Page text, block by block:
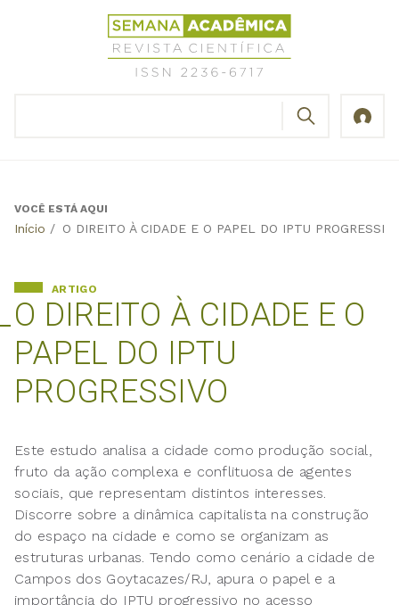
Revista
Científica
Semana
Back
VOCÊ ESTÁ AQUI
Início / O DIREITO À CIDADE E O PAPEL DO IPTU
O DIREITO À CIDADE E O
PAPEL DO IPTU
PROGRESSIVO
ARTIGO
Este estudo analisa a cidade como produção social,
fruto da ação complexa e conflituosa de agentes
sociais, que representam distintos interesses.
Discorre sobre a dinâmica capitalista na construção
do espaço na cidade e como se organizam as
estruturas urbanas. Tendo como cenário a cidade de
Campos dos Goytacazes/RJ, apura o papel e a
importância do IPTU progressivo no acesso